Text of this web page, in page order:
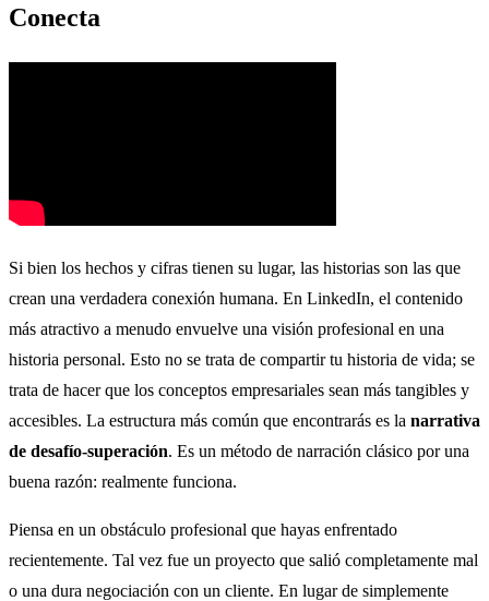
Conecta
Si bien los hechos y cifras tienen su lugar, las historias son las que
crean una verdadera conexión humana. En LinkedIn, el contenido
más atractivo a menudo envuelve una visión profesional en una
historia personal. Esto no se trata de compartir tu historia de vida; se
trata de hacer que los conceptos empresariales sean más tangibles y
accesibles. La estructura más común que encontrarás es la narrativa
de desafío-superación. Es un método de narración clásico por una
buena razón: realmente funciona.
Piensa en un obstáculo profesional que hayas enfrentado
recientemente. Tal vez fue un proyecto que salió completamente mal
o una dura negociación con un cliente. En lugar de simplemente